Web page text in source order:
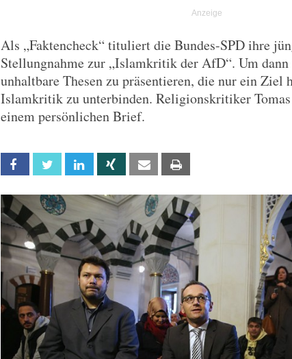
Als „Faktencheck“ tituliert die Bundes-SPD ihre
Stellungnahme zur „Islamkritik der AfD“. Um dann
unhaltbare Thesen zu präsentieren, die nur ein Ziel
Islamkritik zu unterbinden. Religionskritiker
einem persönlichen Brief.
Facebook Twitter Linkedin Xing Email